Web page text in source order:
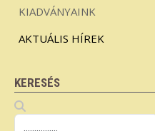
KIADVÁNYAINK
AKTUÁLIS HÍREK
KERESÉS